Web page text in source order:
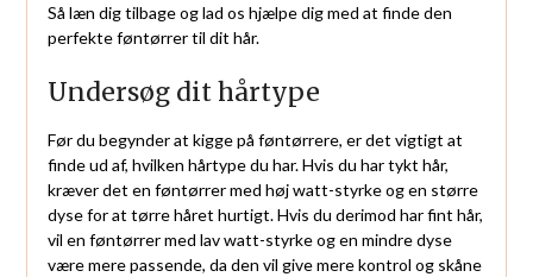
Så læn dig tilbage og lad os hjælpe dig med at finde den
perfekte føntørrer til dit hår.
Undersøg dit hårtype
Før du begynder at kigge på føntørrere, er det vigtigt at
finde ud af, hvilken hårtype du har. Hvis du har tykt hår,
kræver det en føntørrer med høj watt-styrke og en større
dyse for at tørre håret hurtigt. Hvis du derimod har fint hår,
vil en føntørrer med lav watt-styrke og en mindre dyse
være mere passende, da den vil give mere kontrol og skåne